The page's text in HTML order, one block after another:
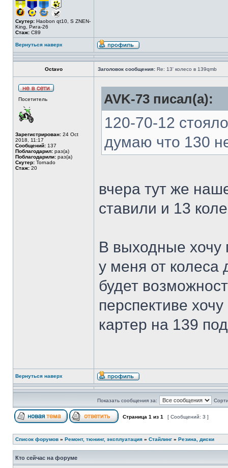
Скутер: Haobon qt10, S ZNEN-
King, Рига-26
Стаж: C89
Вернуться наверх
Octavo Заголовок сообщения: Re: 13' колесо в 139qmb
Посетитель
Зарегистрирован: 24 Oct
2018, 11:17
Сообщений: 137
Поблагодарил: раз(а)
Поблагодарили: раз(а)
Скутер: Tornado
Стаж: 20
AVK-73 писал(а):
120-70-12
думаю что 130
вчера тут же
ставили и 13
В выходные хочу
у меня от колеса
будет
перспективе
картер на 139
Вернуться наверх
Показать сообщения за:
Страница 1 из 1 [ Сообщений: 3 ]
Список форумов » Ремонт, тюнинг, эксплуатация » Стайлинг » Резина, диски
Кто сейчас на форуме